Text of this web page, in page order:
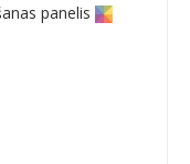
panelis